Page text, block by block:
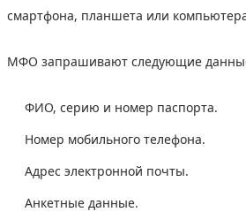
смартфона, планшета или
МФО запрашивают следующие
ФИО, серию и номер паспорта.
Номер мобильного телефона.
Адрес электронной почты.
Анкетные данные.